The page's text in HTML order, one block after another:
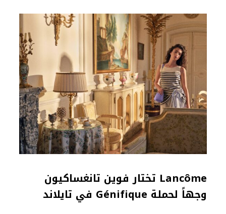
Lancôme تختار فوين تانغساكيون
وجهاً لحملة Génifique في تايلاند